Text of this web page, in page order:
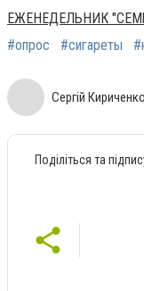
ЕЖЕНЕДЕЛЬНИК
#опрос
#сигареты
Сергій Кириченко
Поділіться та